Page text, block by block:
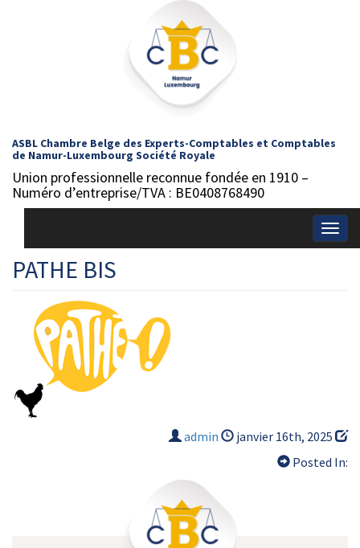
ASBL Chambre Belge des Experts-Comptables et Comptables
de Namur-Luxembourg Société Royale
Union professionnelle reconnue fondée en 1910 –
Numéro d’entreprise/TVA : BE0408768490
PATHE BIS
admin
janvier 16th, 2025
Posted In: